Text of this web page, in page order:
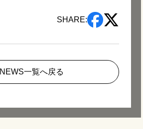
SHARE:
NEWS一覧へ戻る